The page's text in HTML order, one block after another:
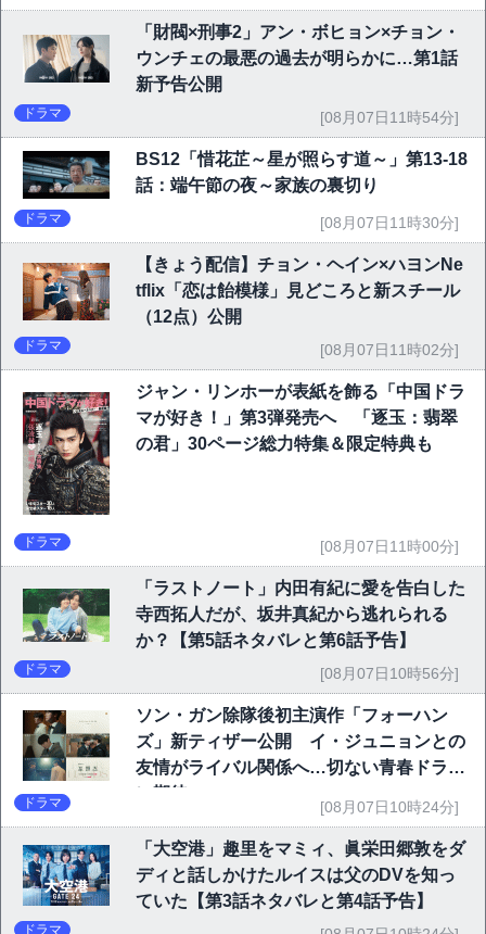
「財閥×刑事2」アン・ボヒョン×チョン・
ウンチェの最悪の過去が明らかに…第1話
新予告公開
ドラマ [08月07日11時54分]
BS12「惜花芷～星が照らす道～」第13-18
話：端午節の夜～家族の裏切り
ドラマ [08月07日11時30分]
【きょう配信】チョン・ヘイン×ハヨンNe
tflix「恋は飴模様」見どころと新スチール
（12点）公開
ドラマ [08月07日11時02分]
ジャン・リンホーが表紙を飾る「中国ドラ
マが好き！」第3弾発売へ 「逐玉：翡翠
の君」30ページ総力特集＆限定特典も
ドラマ [08月07日11時00分]
「ラストノート」内田有紀に愛を告白した
寺西拓人だが、坂井真紀から逃れられる
か？【第5話ネタバレと第6話予告】
ドラマ [08月07日10時56分]
ソン・ガン除隊後初主演作「フォーハン
ズ」新ティザー公開 イ・ジュニョンとの
友情がライバル関係へ…切ない青春ドラマ
に期待
ドラマ [08月07日10時24分]
「大空港」趣里をマミィ、眞栄田郷敦をダ
ディと話しかけたルイスは父のDVを知っ
ていた【第3話ネタバレと第4話予告】
ドラマ